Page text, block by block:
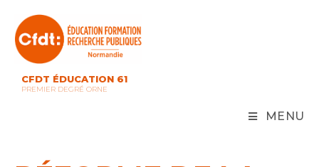
content
CFDT ÉDUCATION 61
PREMIER DEGRÉ ORNE
MENU